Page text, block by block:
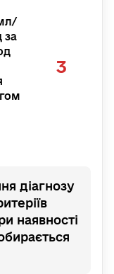
за
3
діагнозу
наявності